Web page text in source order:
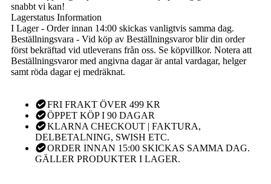
snabbt vi kan!
Lagerstatus Information
I Lager - Order innan 14:00 skickas vanligtvis samma dag.
Beställningsvara - Vid köp av Beställningsvaror blir din order
först bekräftad vid utleverans från oss. Se köpvillkor. Notera att
Beställningsvaror med angivna dagar är antal vardagar, helger
samt röda dagar ej medräknat.
FRI FRAKT ÖVER 499 KR
ÖPPET KÖP I 90 DAGAR
KLARNA CHECKOUT | FAKTURA,
DELBETALNING, SWISH ETC.
ORDER INNAN 15:00 SKICKAS SAMMA DAG.
GÄLLER PRODUKTER I LAGER.